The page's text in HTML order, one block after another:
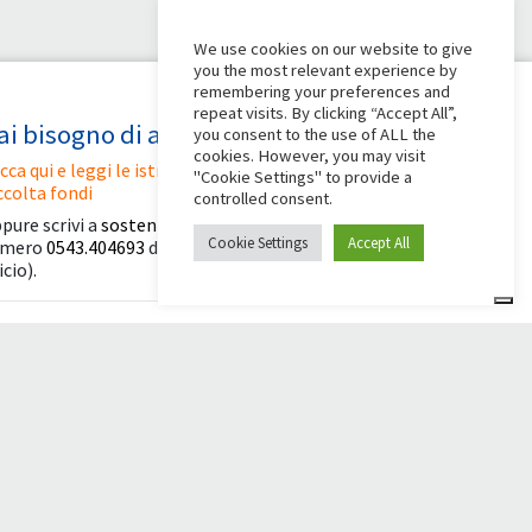
bisogno di aiuto?
qui e leggi le istruzioni per creare la tua
fondi
scrivi asostenitori@apg23.orgo chiama il
0543.404693 dal lunedì al venerdì (orari
We use cookies on our website to give
you the most relevant experience by
remembering your preferences and
repeat visits. By clicking “Accept All”,
you consent to the use of ALL the
cookies. However, you may visit
"Cookie Settings" to provide a
controlled consent.
Cookie Settings Accept All